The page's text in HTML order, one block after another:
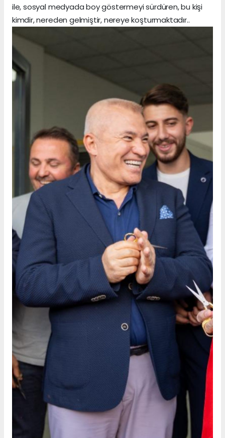
ile, sosyal medyada boy göstermeyi sürdüren, bu kişi
kimdir, nereden gelmiştir, nereye koşturmaktadır..